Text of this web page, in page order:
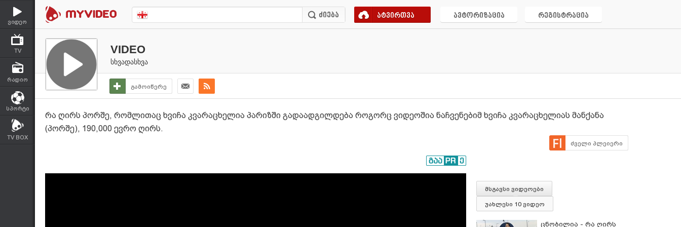
ვიდეო
TV
რადიო
სპორტი
TV BOX
ატვირთვა ავტორიზაცია რეგისტრაცია
VIDEO
სხვადასხვა
გამოიწერე
რა ღირს პორშე, რომლითაც ხვიჩა კვარაცხელია პარიზში გადაადგილდება როგორც ვიდეოშია ნაჩვენებიმ ხვიჩა კვარაცხელიას მანქანა
(პორშე), 190,000 ევრო ღირს.
ძველი პლეიერი
მსგავსი ვიდეოები
უახლესი 10 ვიდეო
ცნობილია - რა ღირს